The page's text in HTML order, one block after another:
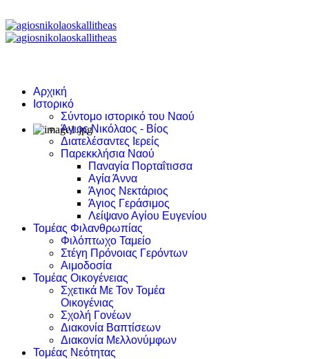
Αρχική
Ιστορικό
Σύντομο ιστορικό του Ναού
Άγιος Νικόλαος - Βίος
Διατελέσαντες Ιερείς
Παρεκκλήσια Ναού
Παναγία Πορταΐτισσα
Αγία Άννα
Άγιος Νεκτάριος
Άγιος Γεράσιμος
Λείψανο Αγίου Ευγενίου
Τομέας Φιλανθρωπίας
Φιλόπτωχο Ταμείο
Στέγη Πρόνοιας Γερόντων
Αιμοδοσία
Τομέας Οικογένειας
Σχετικά Με Τον Τομέα
Οικογένιας
Σχολή Γονέων
Διακονία Βαπτίσεων
Διακονία Μελλονύμφων
Τομέας Νεότητας